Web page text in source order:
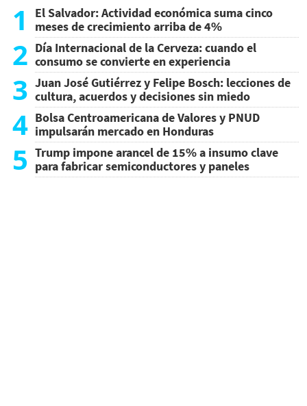
1
El Salvador: Actividad económica suma cinco
meses de crecimiento arriba de 4%
2 Día Internacional de la Cerveza: cuando el
consumo se convierte en experiencia
3 Juan José Gutiérrez y Felipe Bosch: lecciones de
cultura, acuerdos y decisiones sin miedo
4 Bolsa Centroamericana de Valores y PNUD
impulsarán mercado en Honduras
5 Trump impone arancel de 15% a insumo clave
para fabricar semiconductores y paneles